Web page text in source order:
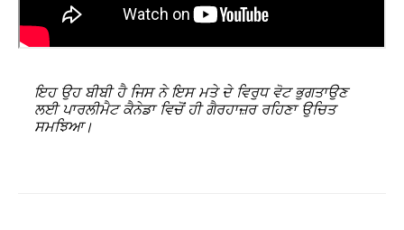
ਇਹ ਉਹ ਬੀਬੀ ਹੈ ਜਿਸ ਨੇ ਇਸ ਮਤੇ ਦੇ ਵਿਰੁਧ ਵੋਟ ਭੁਗਤਾਉਣ
ਲਈ ਪਾਰਲੀਮੈਟ ਕੈਨੇਡਾ ਵਿਚੋਂ ਹੀ ਗੈਰਹਾਜ਼ਰ ਰਹਿਣਾ ਉਚਿਤ
ਸਮਝਿਆ।